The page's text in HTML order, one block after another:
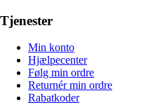
Tjenester
Min konto
Hjælpecenter
Følg min ordre
Returnér min ordre
Rabatkoder